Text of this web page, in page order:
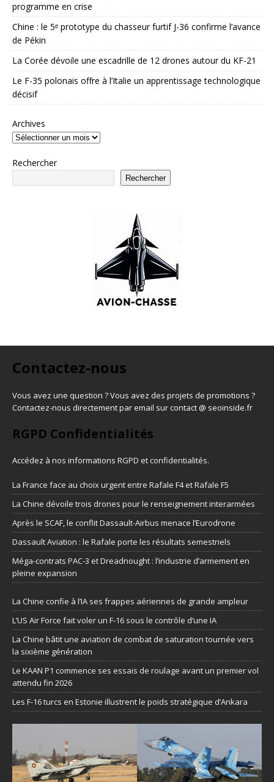
programme en crise
Chine : le 5ᵉ prototype du chasseur furtif J-36 confirme l’avance
de Pékin
La Corée dévoile une escadrille de 12 drones autour du KF-21
Le F-35 polonais offre à l’Italie un apprentissage technologique
décisif
Archives
Rechercher
Rechercher
Contactez-nous
Vous avez une question ? Vous avez des projets de promotions ?
Contactez-nous directement par email sur contact @ seoinside.fr
RGPD Confidentialités
Accédez à nos informations RGPD et confidentialités.
La France face au choix urgent entre Rafale F4 et Rafale F5
La Chine dévoile trois drones pour le renseignement interarmées
Après le SCAF, le conflit Dassault-Airbus menace l’Eurodrone
Dassault Aviation : le Rafale porte les résultats semestriels
Méga-contrats PAC-3 et Dreadnought : l’industrie d’armement en
pleine expansion
La Chine confie à l’IA ses frappes aériennes de grande ampleur
L’US Air Force fait voler un F-16 sous le contrôle d’une IA
La Chine bâtit une aviation de combat de saturation tournée vers
la sixième génération
Le KAAN P1 commence ses essais de roulage avant un premier vol
attendu fin 2026
Les F-16 turcs en Estonie illustrent le poids stratégique d’Ankara